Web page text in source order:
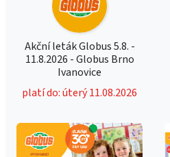
Akční leták Globus 5.8. -
11.8.2026 - Globus Brno
Ivanovice
platí do: úterý 11.08.2026